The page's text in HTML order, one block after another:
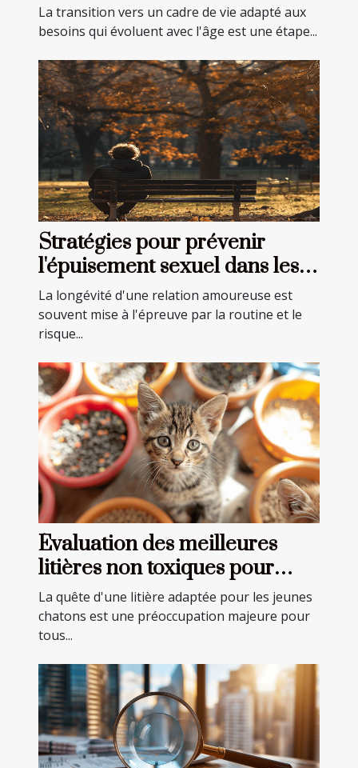
EHPAD pour seniors
La transition vers un cadre de vie adapté aux
besoins qui évoluent avec l'âge est une étape...
Stratégies pour prévenir
l'épuisement sexuel dans les
relations longues
La longévité d'une relation amoureuse est
souvent mise à l'épreuve par la routine et le
risque...
Évaluation des meilleures
litières non toxiques pour
jeunes chatons
La quête d'une litière adaptée pour les jeunes
chatons est une préoccupation majeure pour
tous...